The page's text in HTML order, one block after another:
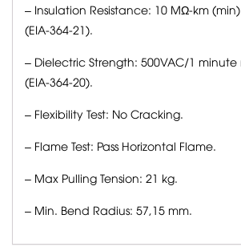
– Insulation Resistance: 10 MΩ-km (min)
(EIA-364-21).
– Dielectric Strength: 500VAC/1
(EIA-364-20).
– Flexibility Test: No Cracking.
– Flame Test: Pass Horizontal Flame.
– Max Pulling Tension: 21 kg.
– Min. Bend Radius: 57,15 mm.